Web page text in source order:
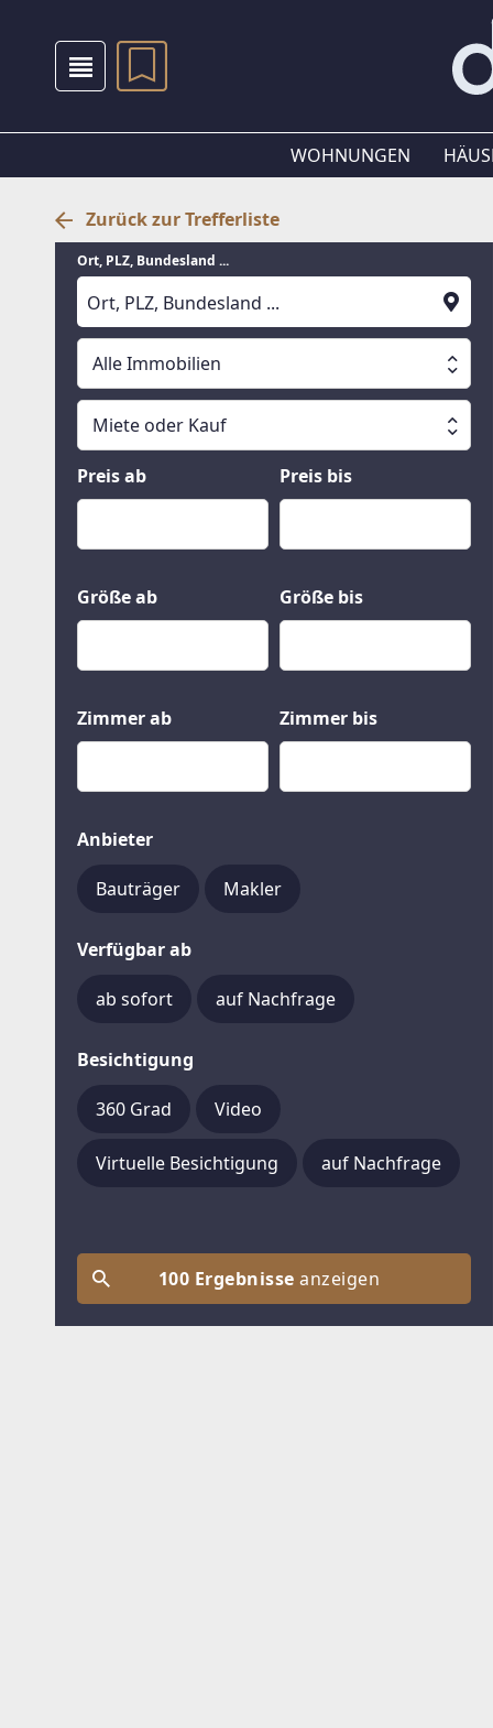
WOHNUNGEN
Zurück zur Trefferliste
Ort, PLZ, Bundesland ...
Suche läuft
Alle Immobilien
Alle Immobilien
Häuser
Grund und Boden
Miete oder Kauf
Miete oder Kauf
Kauf
Preis ab Preis bis
Größe ab Größe bis
Zimmer ab Zimmer bis
Anbieter
Bauträger Makler
Verfügbar ab
ab sofort auf Nachfrage
Besichtigung
360 Grad Video
Virtuelle Besichtigung auf Nachfrage
100 Ergebnisseanzeigen